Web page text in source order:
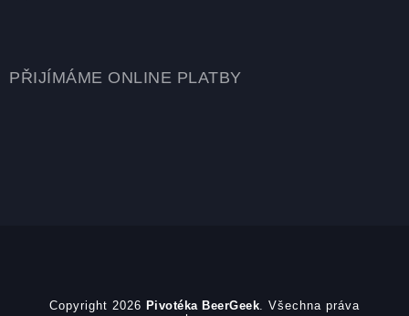
PŘIJÍMÁME ONLINE PLATBY
Copyright 2026 Pivotéka BeerGeek . Všechna práva